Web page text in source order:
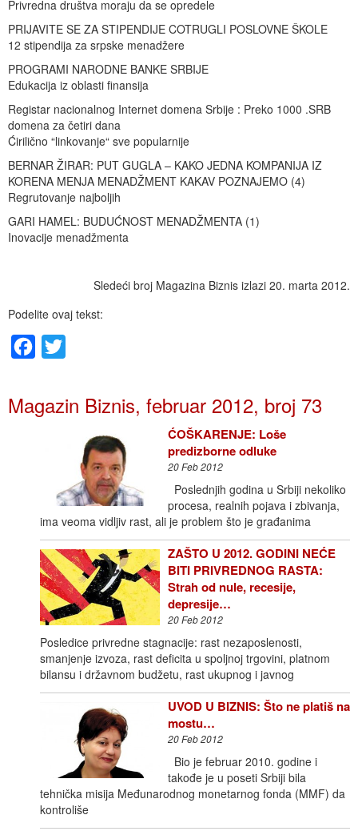
Privredna društva moraju da se opredele
PRIJAVITE SE ZA STIPENDIJE COTRUGLI POSLOVNE ŠKOLE
12 stipendija za srpske menadžere
PROGRAMI NARODNE BANKE SRBIJE
Edukacija iz oblasti finansija
Registar nacionalnog Internet domena Srbije : Preko 1000 .SRB
domena za četiri dana
Ćirilično “linkovanje“ sve popularnije
BERNAR ŽIRAR: PUT GUGLA – KAKO JEDNA KOMPANIJA IZ
KORENA MENJA MENADŽMENT KAKAV POZNAJEMO (4)
Regrutovanje najboljih
GARI HAMEL: BUDUĆNOST MENADŽMENTA (1)
Inovacije menadžmenta
Sledeći broj Magazina Biznis izlazi 20. marta 2012.
Podelite ovaj tekst:
Facebook
Magazin Biznis, februar 2012, broj 73
ĆOŠKARENJE: Loše
predizborne odluke
20 Feb 2012
Poslednjih godina u Srbiji nekoliko
procesa, realnih pojava i zbivanja,
ima veoma vidljiv rast, ali je problem što je građanima
ZAŠTO U 2012. GODINI NEĆE
BITI PRIVREDNOG RASTA:
Strah od nule, recesije,
depresije…
20 Feb 2012
Posledice privredne stagnacije: rast nezaposlenosti,
smanjenje izvoza, rast deficita u spoljnoj trgovini, platnom
bilansu i državnom budžetu, rast ukupnog i javnog
UVOD U BIZNIS: Što ne platiš na
mostu…
20 Feb 2012
Bio je februar 2010. godine i
takođe je u poseti Srbiji bila
tehnička misija Međunarodnog monetarnog fonda (MMF) da
kontroliše